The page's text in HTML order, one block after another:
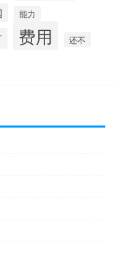
能力
费用 还不